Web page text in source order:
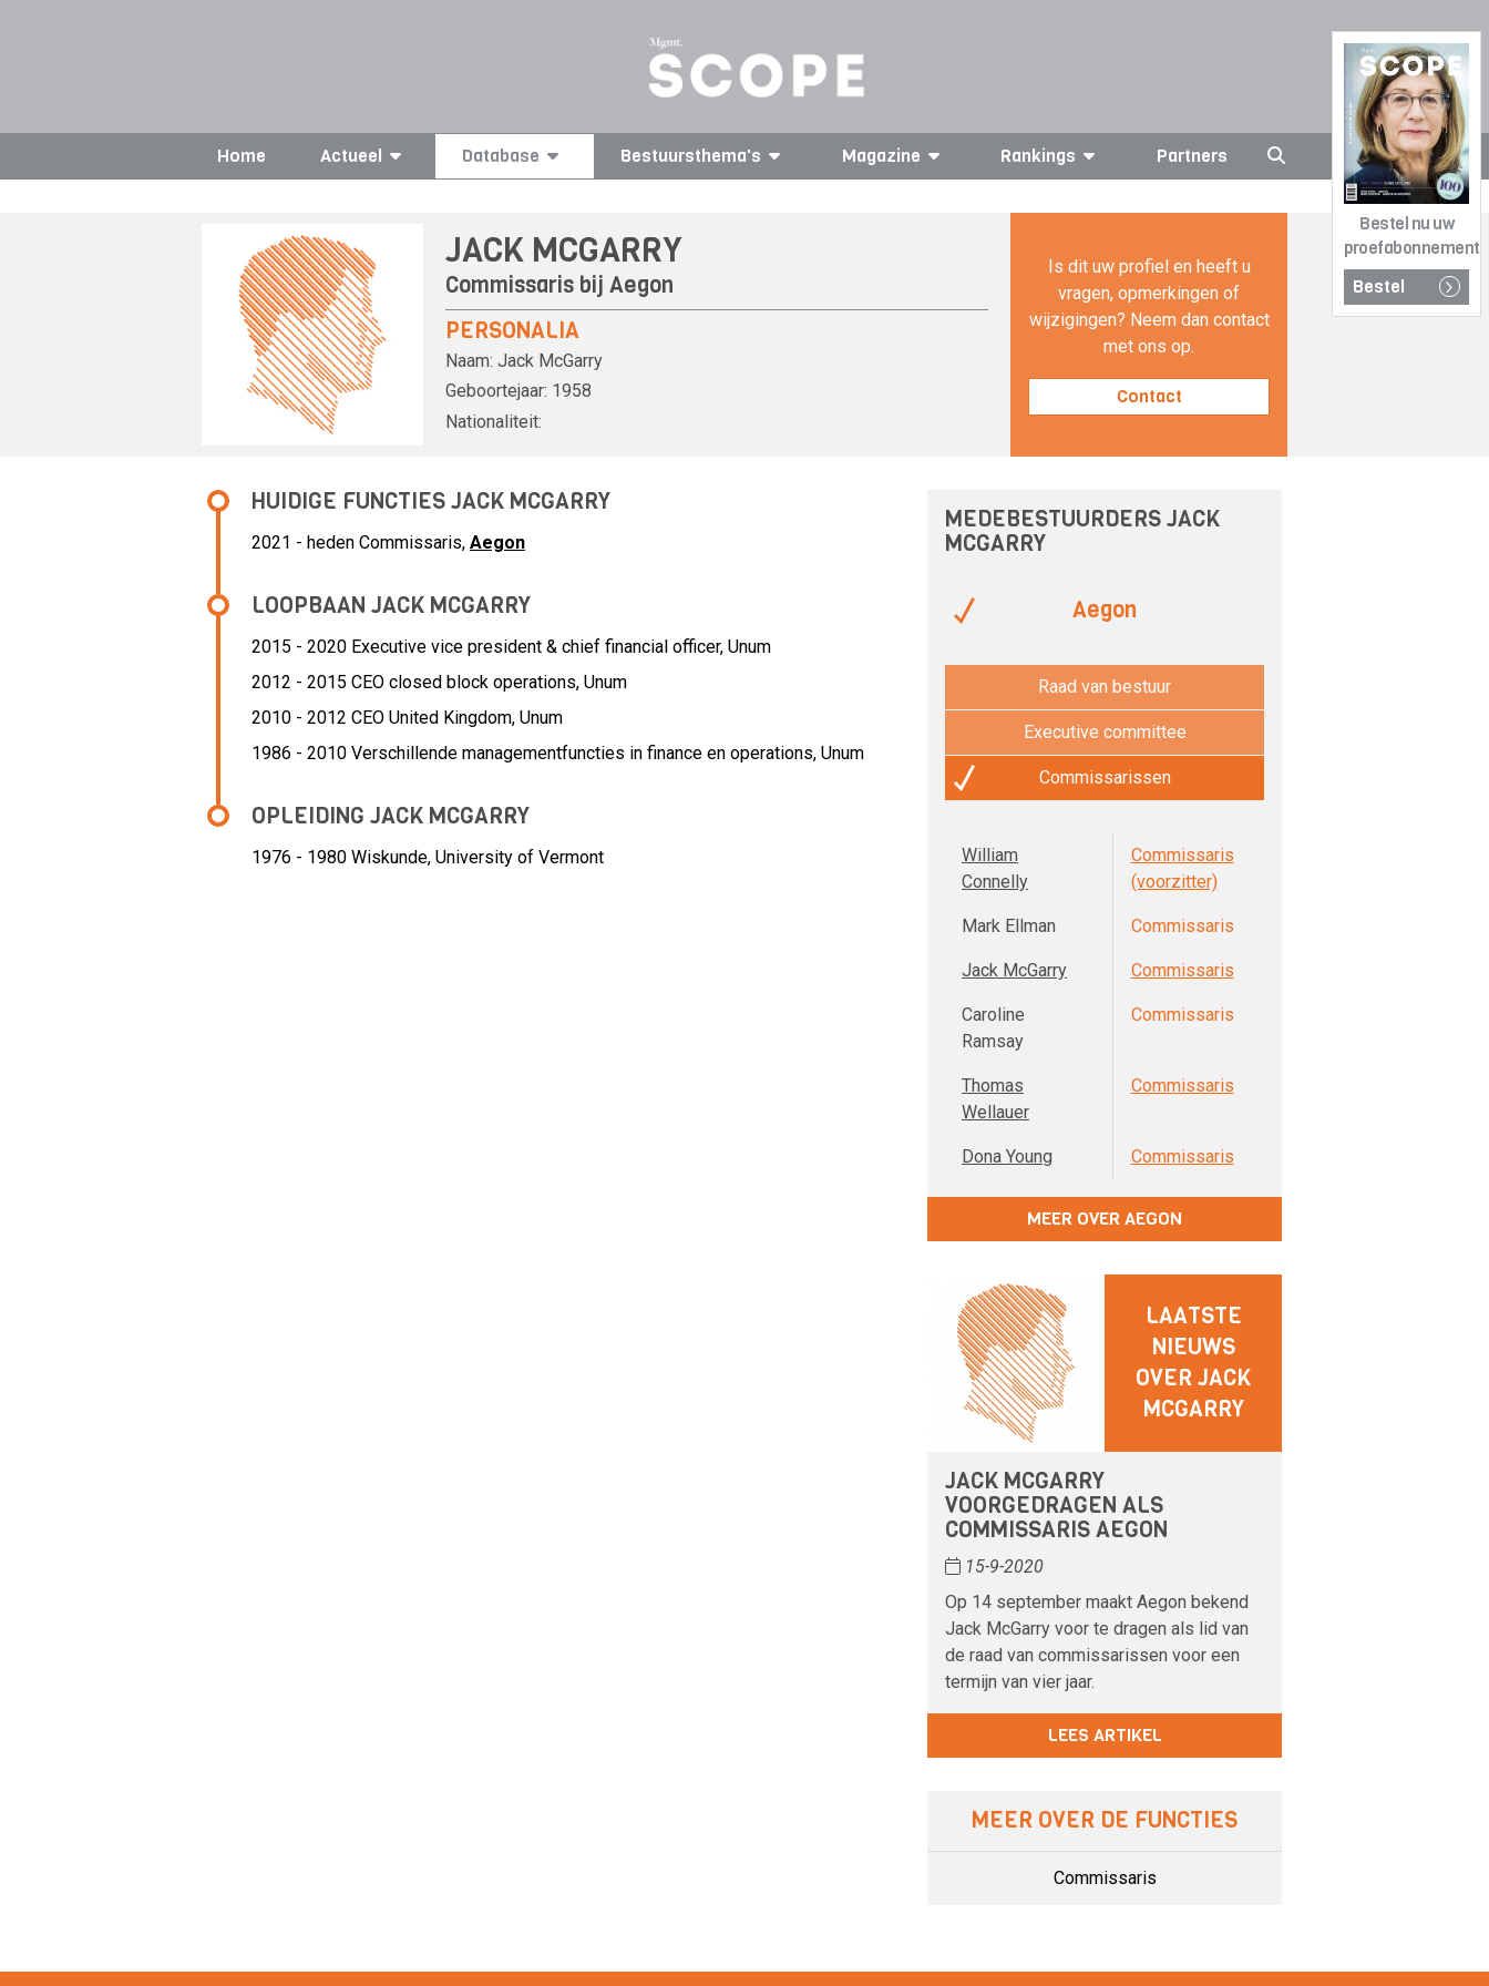
Bestel nu uw
proefabonnement
Bestel
Home Actueel Database Bestuursthema's Magazine Rankings Partners
JACK MCGARRY
Commissaris bij Aegon
PERSONALIA
Naam: Jack McGarry
Geboortejaar: 1958
Nationaliteit:
Is dit uw profiel en heeft u
vragen, opmerkingen of
wijzigingen? Neem dan contact
met ons op.
Contact
HUIDIGE FUNCTIES JACK MCGARRY
2021 - heden Commissaris, Aegon
LOOPBAAN JACK MCGARRY
2015 - 2020 Executive vice president & chief financial officer, Unum
2012 - 2015 CEO closed block operations, Unum
2010 - 2012 CEO United Kingdom, Unum
1986 - 2010 Verschillende managementfuncties in finance en operations, Unum
OPLEIDING JACK MCGARRY
1976 - 1980 Wiskunde, University of Vermont
MEDEBESTUURDERS JACK
MCGARRY
Aegon
Raad van bestuur
Executive committee
Commissarissen
William
Connelly
Commissaris
(voorzitter)
Mark Ellman Commissaris
Jack McGarry Commissaris
Caroline
Ramsay
Commissaris
Thomas
Wellauer
Commissaris
Dona Young Commissaris
MEER OVER AEGON
LAATSTE
NIEUWS
OVER JACK
MCGARRY
JACK MCGARRY
VOORGEDRAGEN ALS
COMMISSARIS AEGON
15-9-2020
Op 14 september maakt Aegon bekend
Jack McGarry voor te dragen als lid van
de raad van commissarissen voor een
termijn van vier jaar.
LEES ARTIKEL
MEER OVER DE FUNCTIES
Commissaris